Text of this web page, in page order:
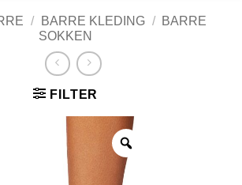
/ BARRE KLEDING /
BARRE
SOKKEN
FILTER